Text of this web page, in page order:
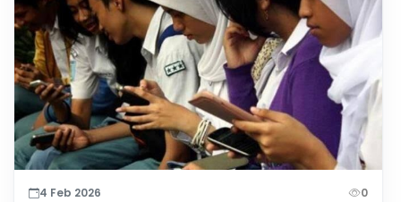
4 Feb 2026 0